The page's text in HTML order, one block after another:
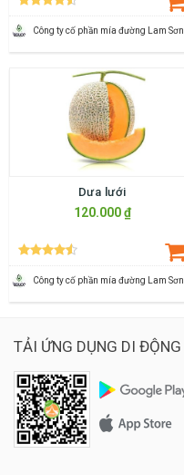
Công ty cố phần mía đường Lam Sơn
Dưa lưới
120.000 ₫
Công ty cố phần mía đường Lam Sơn
TẢI ỨNG DỤNG DI ĐỘNG